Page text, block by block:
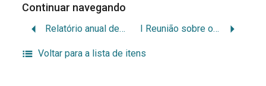
Continuar navegando
Relatório anual de pesquisa – 1993 – Relatório técnico nº 1 – 1994, Governo do Estado do Rio Grande do Sul, Secretaria de Estado da Agricultura e Abastecimento, IRGA, Divisão de Pesquisa, Estação Experimental do Arroz, 1996 I Reunião sobre o Pássaro-preto (Agelaius ruficapillus) e sua interação com a cultura do arroz nos países do Mercosul – Resumos – Documento nº 39 – UCPEL, EMBRAPA e FURG, 1997
Voltar para a lista de itens